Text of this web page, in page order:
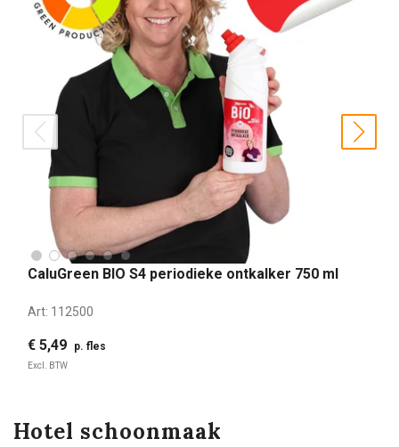
CaluGreen BIO S4 periodieke ontkalker 750 ml
Art: 112500
€ 5,49 p. fles
Excl. BTW
prev next
Hotel schoonmaak